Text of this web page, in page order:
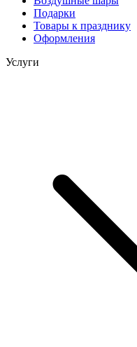
Подарки
Товары к празднику
Оформления
Услуги